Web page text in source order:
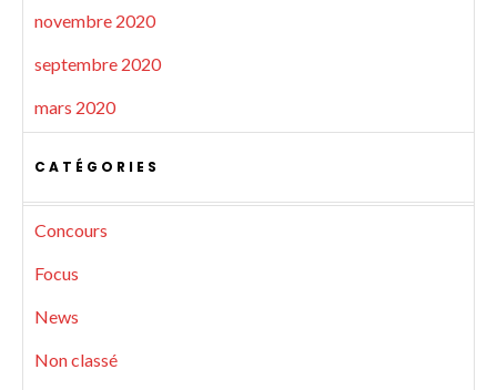
novembre 2020
septembre 2020
mars 2020
CATÉGORIES
Concours
Focus
News
Non classé